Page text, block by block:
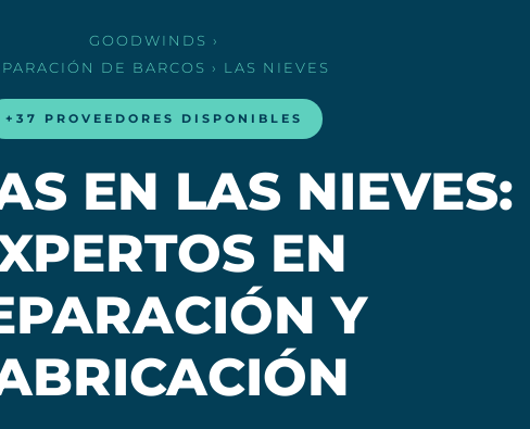
GOODWINDS ›
DE BARCOS › LAS NIEVES
+37 PROVEEDORES DISPONIBLES
EN LAS NIEVES:
EN
Y